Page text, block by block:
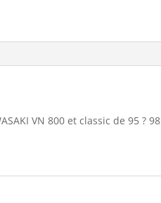
VN 800 et classic de 95 ? 98